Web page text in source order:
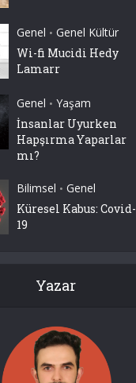
Genel • Genel Kültür
Wi-fi Mucidi Hedy
Lamarr
Genel • Yaşam
İnsanlar Uyurken
Hapşırma Yaparlar
mı?
Bilimsel • Genel
Küresel Kabus: Covid-
19
Yazar